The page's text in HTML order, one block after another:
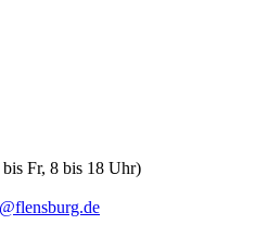
Fr, 8 bis 18 Uhr)